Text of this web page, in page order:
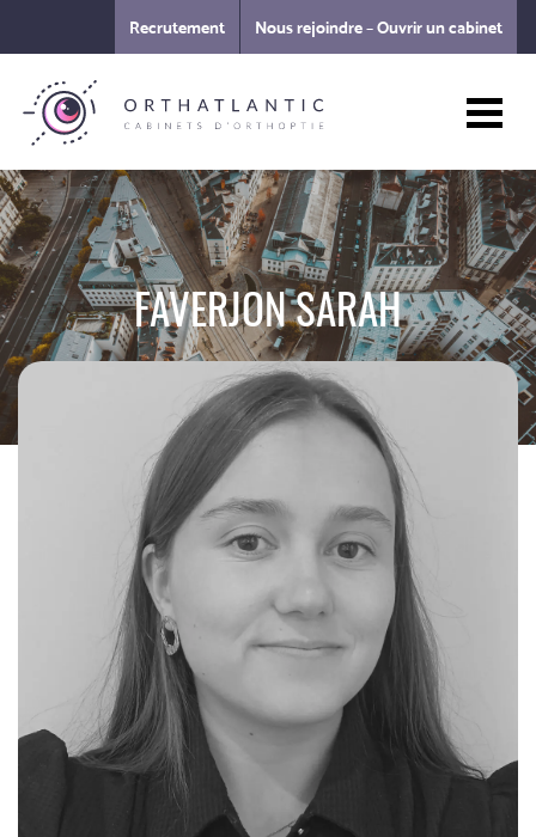
Recrutement Nous rejoindre – Ouvrir un cabinet
FAVERJON SARAH